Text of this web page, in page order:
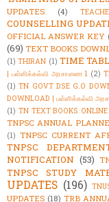
UPDATES
(4)
COUNSELLING
OFFICIAL ANSWER KEY
(69) TEXT BOOKS
(1) THIRAN (1) TIME
| பள்ளிக்கல்வி அரசாணை 1 (2)
(1) TN GOVT DSE G.O
DOWNLOAD | பள்ளிக்கல்வி
(1) TN TEXT BOOKS ONLINE
TNPSC ANNUAL
(1) TNPSC CURRENT
TNPSC
NOTIFICATION (53)
TNPSC STUDY
UPDATES (196)
UPDATES (18) TRB